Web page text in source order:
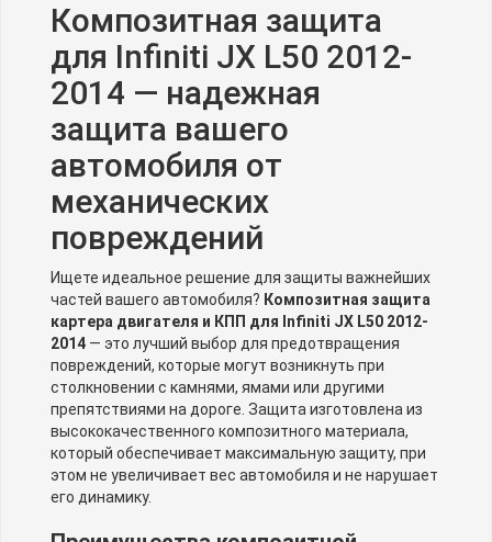
Композитная защита
для Infiniti JX L50 2012-
2014 — надежная
защита вашего
автомобиля от
механических
повреждений
Ищете идеальное решение для защиты важнейших
частей вашего автомобиля? Композитная защита
картера двигателя и КПП для Infiniti JX L50 2012-
2014 — это лучший выбор для предотвращения
повреждений, которые могут возникнуть при
столкновении с камнями, ямами или другими
препятствиями на дороге. Защита изготовлена из
высококачественного композитного материала,
который обеспечивает максимальную защиту, при
этом не увеличивает вес автомобиля и не нарушает
его динамику.